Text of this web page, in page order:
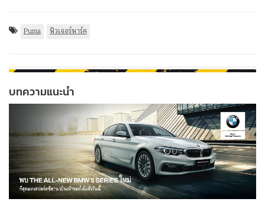
Puma ฟิวเจอร์พาร์ค
บทความแนะนำ